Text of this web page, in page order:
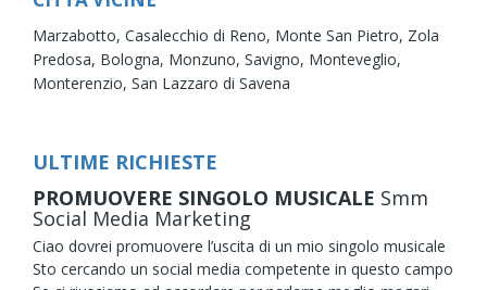
Marzabotto, Casalecchio di Reno, Monte San Pietro, Zola
Predosa, Bologna, Monzuno, Savigno, Monteveglio,
Monterenzio, San Lazzaro di Savena
ULTIME RICHIESTE
PROMUOVERE SINGOLO MUSICALE Smm
Social Media Marketing
Ciao dovrei promuovere l’uscita di un mio singolo musicale
Sto cercando un social media competente in questo campo